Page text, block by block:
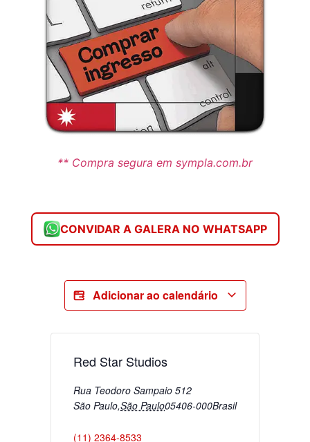
** Compra segura em sympla.com.br
CONVIDAR A GALERA NO WHATSAPP
Adicionar ao calendário
Red Star Studios
Rua Teodoro Sampaio 512
São Paulo,São Paulo05406-000Brasil
(11) 2364-8533